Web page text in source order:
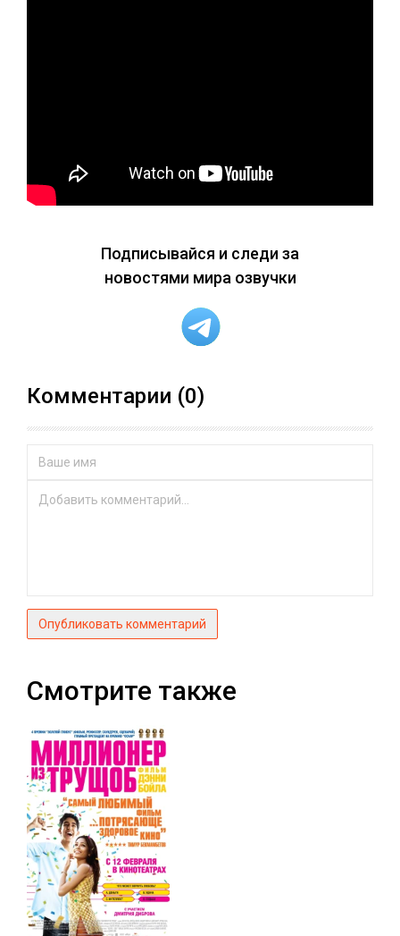
Подписывайся и следи за
новостями мира озвучки
Комментарии (0)
Опубликовать комментарий
Смотрите также